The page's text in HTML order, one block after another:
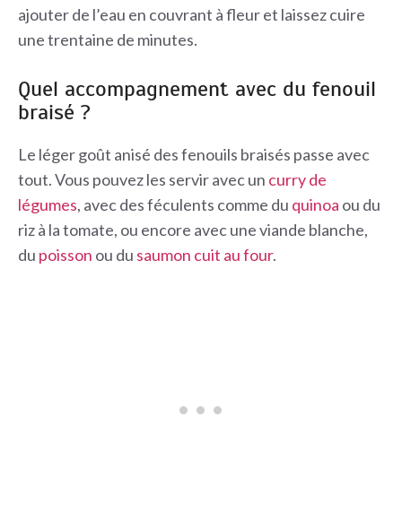
ajouter de l’eau en couvrant à fleur et laissez cuire
une trentaine de minutes.
Quel accompagnement avec du fenouil
braisé ?
Le léger goût anisé des fenouils braisés passe avec
tout. Vous pouvez les servir avec un curry de
légumes, avec des féculents comme du quinoa ou du
riz à la tomate, ou encore avec une viande blanche,
du poisson ou du saumon cuit au four.